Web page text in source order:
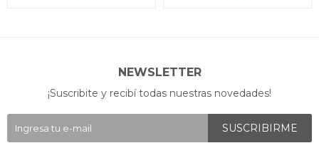
NEWSLETTER
¡Suscribite y recibí todas nuestras novedades!
SUSCRIBIRME